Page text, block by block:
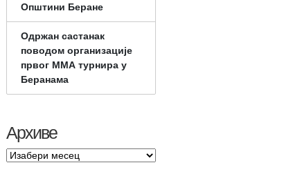
Општини Беране
Одржан састанак
поводом организације
првог ММА турнира у
Беранама
Архиве